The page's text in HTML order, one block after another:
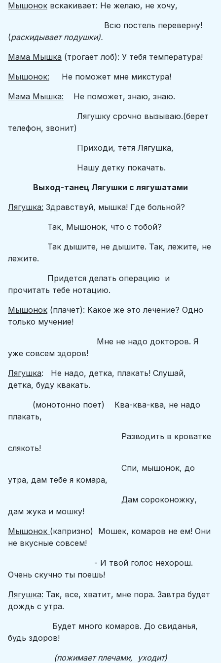
Мышонок вскакивает: Не желаю, не хочу,
Всю постель переверну!
(раскидывает подушки).
Мама Мышка (трогает лоб): У тебя температура!
Мышонок: Не поможет мне микстура!
Мама Мышка: Не поможет, знаю, знаю.
Лягушку срочно вызываю.(берет
телефон, звонит)
Приходи, тетя Лягушка,
Нашу детку покачать.
Выход-танец Лягушки с лягушатами
Лягушка: Здравствуй, мышка! Где больной?
Так, Мышонок, что с тобой?
Так дышите, не дышите. Так, лежите, не
лежите.
Придется делать операцию и
прочитать тебе нотацию.
Мышонок (плачет): Какое же это лечение? Одно
только мучение!
Мне не надо докторов. Я
уже совсем здоров!
Лягушка: Не надо, детка, плакать! Слушай,
детка, буду квакать.
(монотонно поет) Ква-ква-ква, не надо
плакать,
Разводить в кроватке
слякоть!
Спи, мышонок, до
утра, дам тебе я комара,
Дам сороконожку,
дам жука и мошку!
Мышонок (капризно) Мошек, комаров не ем! Они
не вкусные совсем!
- И твой голос нехорош.
Очень скучно ты поешь!
Лягушка: Так, все, хватит, мне пора. Завтра будет
дождь с утра.
Будет много комаров. До свиданья,
будь здоров!
(пожимает плечами, уходит)